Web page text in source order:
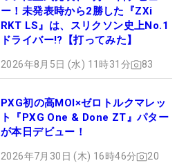
ー！未発表時から2勝した『ZXi
RKT LS』は、スリクソン史上No.1
ドライバー!?【打ってみた】
2026年8月5日 (水) 11時31分 83
PXG初の高MOI×ゼロトルクマレッ
ト『PXG One & Done ZT』パター
が本日デビュー！
2026年7月30日 (木) 16時46分 20